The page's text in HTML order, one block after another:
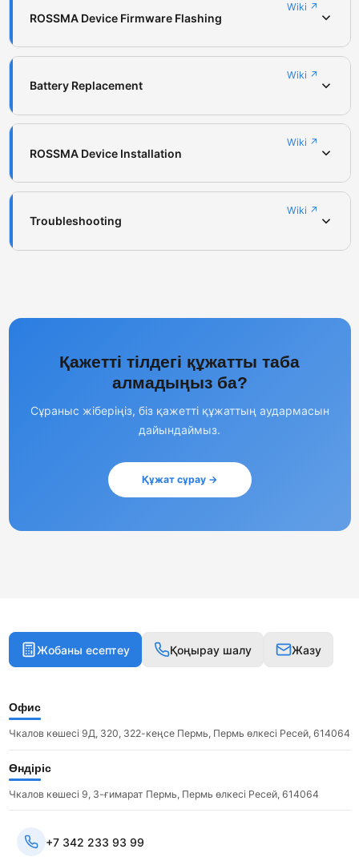
ROSSMA Device Firmware Flashing
Wiki ↗
Battery Replacement
Wiki ↗
ROSSMA Device Installation
Wiki ↗
Troubleshooting
Wiki ↗
Қажетті тілдегі құжатты таба
алмадыңыз ба?
Сұраныс жіберіңіз, біз қажетті құжаттың аудармасын
дайындаймыз.
Құжат сұрау →
Жобаны есептеу Қоңырау шалу Жазу
Офис
Чкалов көшесі 9Д, 320, 322-кеңсе Пермь, Пермь өлкесі Ресей, 614064
Өндіріс
Чкалов көшесі 9, 3-ғимарат Пермь, Пермь өлкесі Ресей, 614064
+7 342 233 93 99